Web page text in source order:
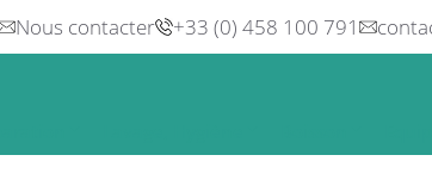
Nous contacter +33 (0) 458 100 791